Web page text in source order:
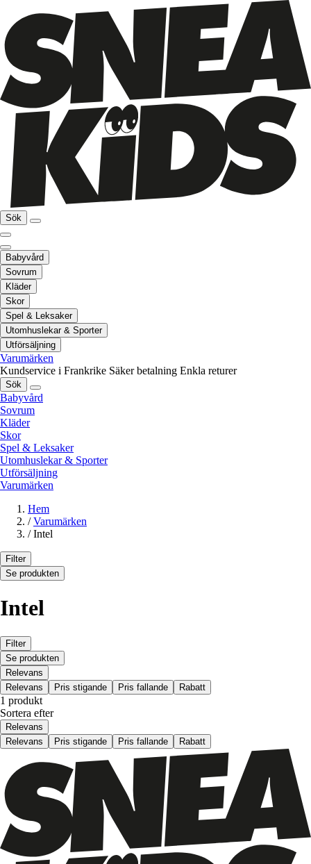
Sök
Babyvård
Sovrum
Kläder
Skor
Spel & Leksaker
Utomhuslekar & Sporter
Utförsäljning
Varumärken
Kundservice i Frankrike Säker betalning Enkla returer
Sök
Babyvård
Sovrum
Kläder
Skor
Spel & Leksaker
Utomhuslekar & Sporter
Utförsäljning
Varumärken
Hem
/ Varumärken
/ Intel
Filter
Se produkten
Intel
Filter
Se produkten
Relevans
Relevans
Pris stigande Pris fallande Rabatt
1 produkt
Sortera efter
Relevans
Relevans
Pris stigande Pris fallande Rabatt